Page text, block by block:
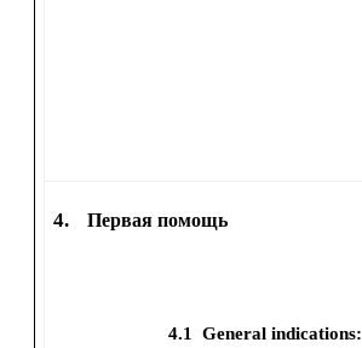
4. Первая помощь
4.1 General indications: